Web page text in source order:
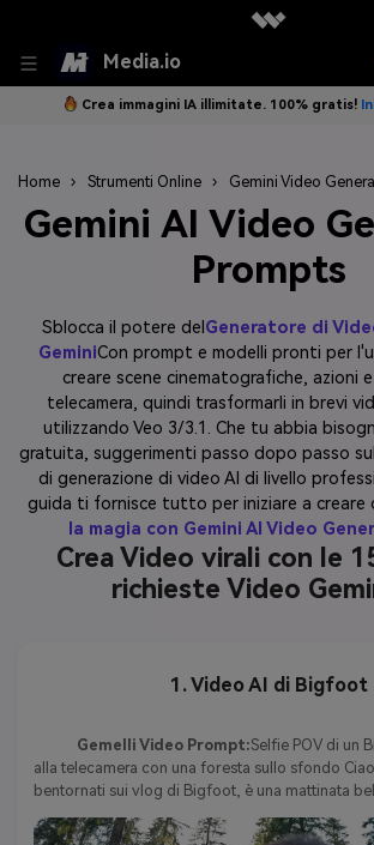
Media.io
Crea immagini IA illimitate. 100% gratis!
Home › Strumenti Online › Gemini Video
Gemini AI Video
Prompts
Sblocca il potere del Generatore di
GeminiCon prompt e modelli pronti per
creare scene cinematografiche, azioni
telecamera, quindi trasformarli in brevi
utilizzando Veo 3/3.1. Che tu abbia
gratuita, suggerimenti passo dopo passo
di generazione di video AI di livello
guida ti fornisce tutto per iniziare a creare
la magia con Gemini AI Video
Crea Video virali con le
richieste Video
1. Video AI di Bigfoot
Gemelli Video Prompt:Selfie POV di un
alla telecamera con una foresta sullo sfondo
bentornati sui vlog di Bigfoot, è una mattinata
fuori, gli uccelli sono tribbing, giornata